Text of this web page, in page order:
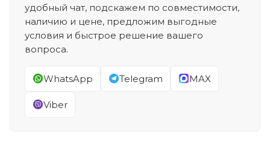
удобный чат, подскажем по совместимости,
наличию и цене, предложим выгодные
условия и быстрое решение вашего
вопроса.
WhatsApp Telegram MAX
Viber